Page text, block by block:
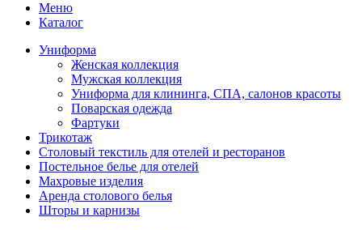
Меню
Каталог
Униформа
Женская коллекция
Мужская коллекция
Униформа для клининга, СПА, салонов красоты
Поварская одежда
Фартуки
Трикотаж
Столовый текстиль для отелей и ресторанов
Постельное белье для отелей
Махровые изделия
Аренда столового белья
Шторы и карнизы